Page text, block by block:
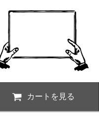
カートを見る